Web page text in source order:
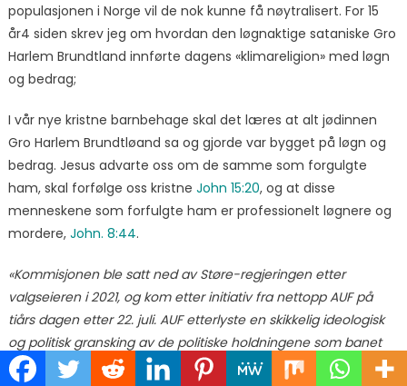
populasjonen i Norge vil de nok kunne få nøytralisert. For 15
år4 siden skrev jeg om hvordan den løgnaktige sataniske Gro
Harlem Brundtland innførte dagens «klimareligion» med løgn
og bedrag;
I vår nye kristne barnbehage skal det læres at alt jødinnen
Gro Harlem Brundtløand sa og gjorde var bygget på løgn og
bedrag. Jesus advarte oss om de samme som forgulgte
ham, skal forfølge oss kristne John 15:20, og at disse
menneskene som forfulgte ham er professionelt løgnere og
mordere, John. 8:44.
«Kommisjonen ble satt ned av Støre-regjeringen etter
valgseieren i 2021, og kom etter initiativ fra nettopp AUF på
tiårs dagen etter 22. juli. AUF etterlyste en skikkelig ideologisk
og politisk gransking av de politiske holdningene som banet
vei for Anders Behring Breivik fram til terrorangrepet, der til